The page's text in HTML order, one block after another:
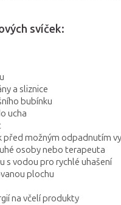
svíček:
a sliznice
bubínku
ucha
před možným odpadnutím
osoby nebo terapeuta
s vodou pro rychlé uhašení
plochu
na včelí produkty